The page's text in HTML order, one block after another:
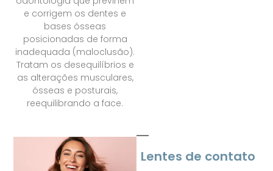
e corrigem os dentes e
bases ósseas
posicionadas de forma
inadequada (maloclusão).
Tratam os desequilíbrios e
as alterações musculares,
ósseas e posturais,
reequilibrando a face.
Lentes de contato